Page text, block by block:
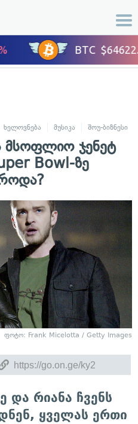
ხელოვნება მუსიკა შოუ-ბიზნესი
მსოფლიო ჯენეტ
Bowl-ზე
ფოტო: Frank Micelotta / Getty Images
და რიანა ჩვენს
ყველას ერთი